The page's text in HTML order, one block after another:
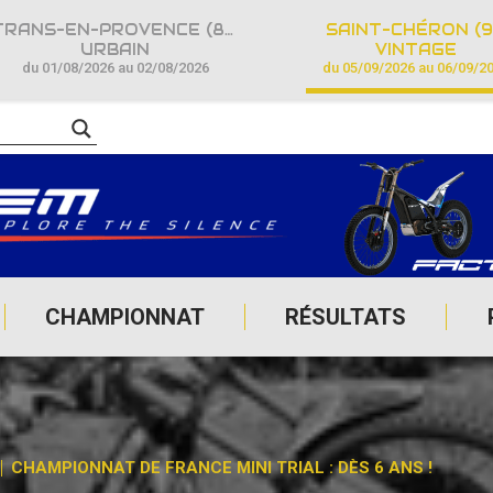
CHAMPIONNAT RÉSULTATS
TRANS-EN-PROVENCE (83)
URBAIN
du 01/08/2026 au 02/08/2026
SAINT-CHÉRON
VINTAGE
du 05/09/2026 au 06/09/
CHAMPIONNAT DE FRANCE MINI TRIAL : DÈS 6 ANS !